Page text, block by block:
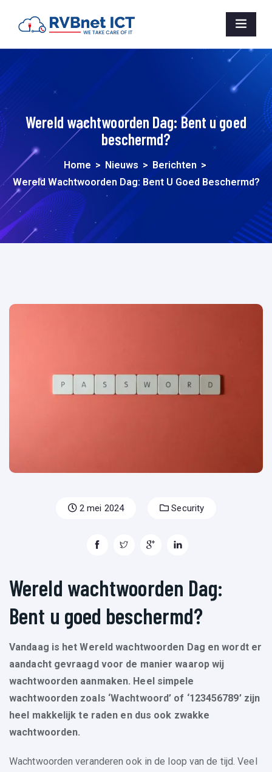
Wereld wachtwoorden Dag: Bent u goed
beschermd?
Home > Nieuws > Berichten >
Wereld Wachtwoorden Dag: Bent U Goed Beschermd?
2 mei 2024 Security
Wereld wachtwoorden Dag:
Bent u goed beschermd?
Vandaag is het Wereld wachtwoorden Dag en wordt er
aandacht gevraagd voor de manier waarop wij
wachtwoorden aanmaken. Heel simpele
wachtwoorden zoals ‘Wachtwoord’ of ‘123456789’ zijn
heel makkelijk te raden en dus ook zwakke
wachtwoorden.
Wachtwoorden veranderen ook in de loop van de tijd. Veel